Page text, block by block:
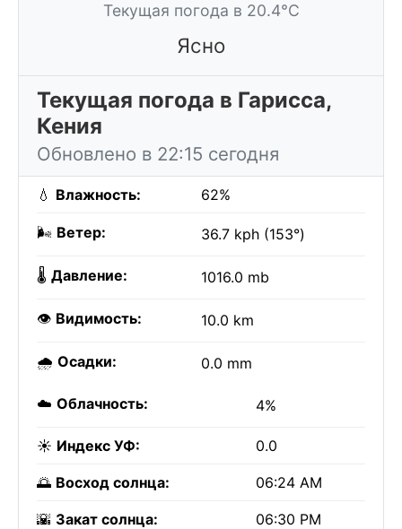
Текущая погода в 20.4°C
Ясно
Текущая погода в Гарисса,
Кения
Обновлено в 22:15 сегодня
💧 Влажность: 62%
🌬️ Ветер: 36.7 kph (153°)
🌡️ Давление: 1016.0 mb
👁️ Видимость: 10.0 km
🌧️ Осадки: 0.0 mm
☁️ Облачность: 4%
☀️ Индекс УФ: 0.0
🌅 Восход солнца: 06:24 AM
🌇 Закат солнца: 06:30 PM